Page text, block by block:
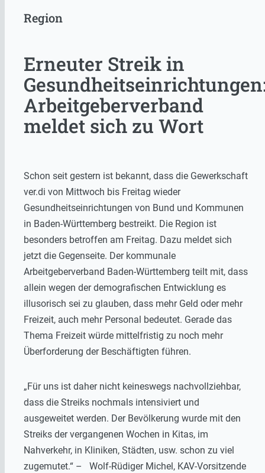
Region
Erneuter Streik in
Arbeitgeberverband
meldet sich zu Wort
Schon seit gestern ist bekannt, dass die Gewerkschaft
ver.di von Mittwoch bis Freitag wieder
Gesundheitseinrichtungen von Bund und Kommunen
in Baden-Württemberg bestreikt. Die Region ist
besonders betroffen am Freitag. Dazu meldet sich
jetzt die Gegenseite. Der kommunale
Arbeitgeberverband Baden-Württemberg teilt mit, dass
allein wegen der demografischen Entwicklung es
illusorisch sei zu glauben, dass mehr Geld oder mehr
Freizeit, auch mehr Personal bedeutet. Gerade das
Thema Freizeit würde mittelfristig zu noch mehr
Überforderung der Beschäftigten führen.
„Für uns ist daher nicht keineswegs nachvollziehbar,
dass die Streiks nochmals intensiviert und
ausgeweitet werden. Der Bevölkerung wurde mit den
Streiks der vergangenen Wochen in Kitas, im
Nahverkehr, in Kliniken, Städten, usw. schon zu viel
zugemutet.“ – Wolf-Rüdiger Michel, KAV-Vorsitzende